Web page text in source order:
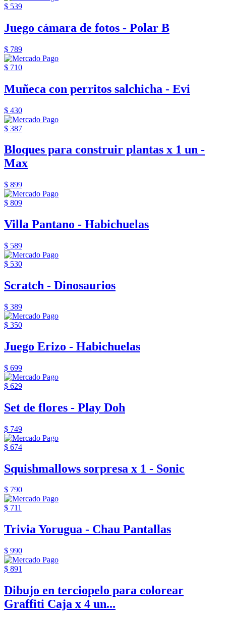
$ 539
Juego cámara de fotos - Polar B
$ 789
$ 710
Muñeca con perritos salchicha - Evi
$ 430
$ 387
Bloques para construir plantas x 1 un -
Max
$ 899
$ 809
Villa Pantano - Habichuelas
$ 589
$ 530
Scratch - Dinosaurios
$ 389
$ 350
Juego Erizo - Habichuelas
$ 699
$ 629
Set de flores - Play Doh
$ 749
$ 674
Squishmallows sorpresa x 1 - Sonic
$ 790
$ 711
Trivia Yorugua - Chau Pantallas
$ 990
$ 891
Dibujo en terciopelo para colorear
Graffiti Caja x 4 un...